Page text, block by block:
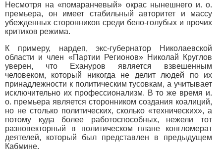
Несмотря на «помаранчевый» окрас нынешнего и. о.
премьера, он имеет стабильный авторитет и массу
убежденных сторонников среди бело-голубых и прочих
критиков режима.
К примеру, нардеп, экс-губернатор Николаевской
области и член «Партии Регионов» Николай Круглов
уверен, что Ехануров является взвешенным
человеком, который никогда не делит людей по их
принадлежности к политическим тусовкам, а учитывает
исключительно их профессионализм. В то же время и.
о. премьера является сторонником создания коалиций,
но не столько политических, сколько «технических», а
потому куда более работоспособных, нежели тот
разновекторный в политическом плане конгломерат
деятелей, который был представлен в предыдущем
Кабмине.